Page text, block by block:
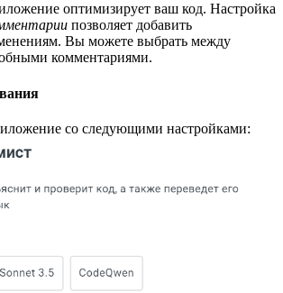
оптимизирует ваш код. Настройка
позволяет добавить
Вы можете выбрать между
комментариями.
со следующими настройками: